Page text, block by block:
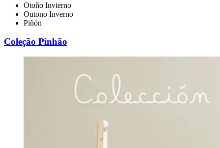
Otoño Invierno
Outono Inverno
Piñón
Coleção Pinhão